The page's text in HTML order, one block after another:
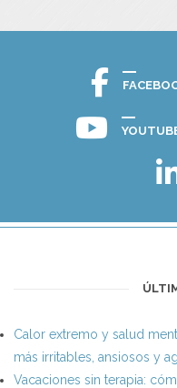
Calor extremo y salud
más irritables, ansiosos y
Vacaciones sin terapia: